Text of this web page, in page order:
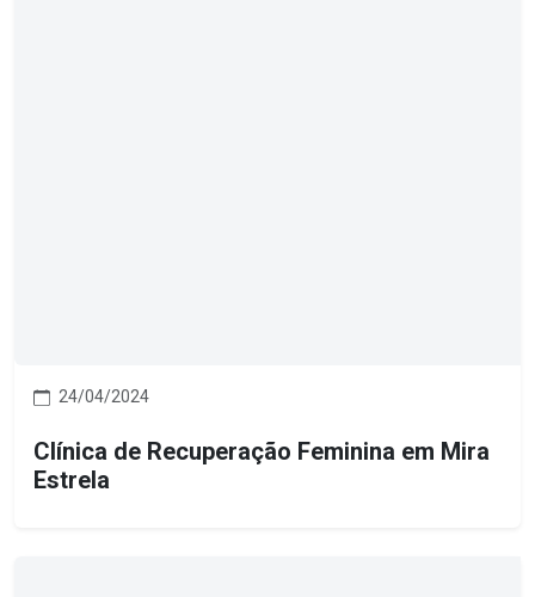
24/04/2024
Clínica de Recuperação Feminina em Mira
Estrela